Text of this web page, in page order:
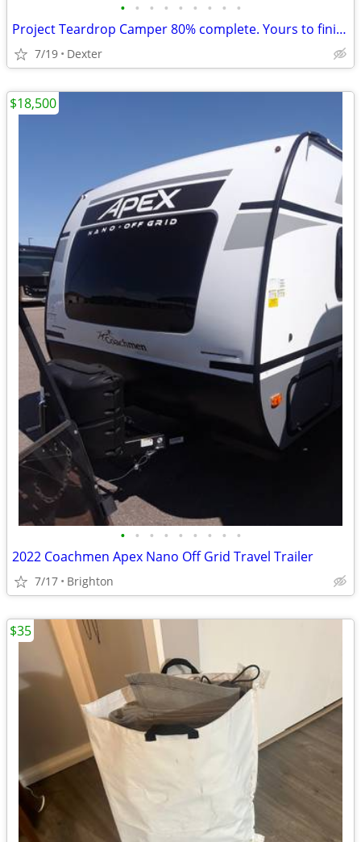
• • • • • • • • •
Project Teardrop Camper 80% complete. Yours to finish
7/19 Dexter
• • • • • • • • •
2022 Coachmen Apex Nano Off Grid Travel Trailer
7/17 Brighton
$18,500
$35